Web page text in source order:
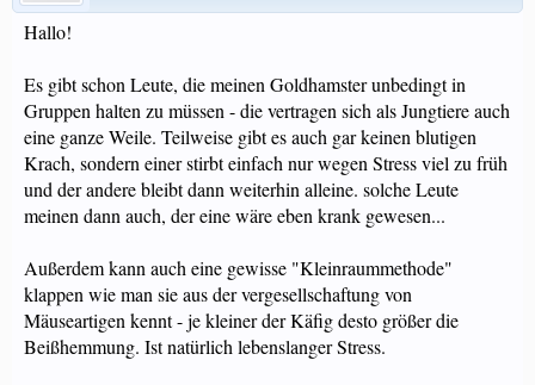
Hallo!
Es gibt schon Leute, die meinen Goldhamster unbedingt in
Gruppen halten zu müssen - die vertragen sich als Jungtiere auch
eine ganze Weile. Teilweise gibt es auch gar keinen blutigen
Krach, sondern einer stirbt einfach nur wegen Stress viel zu früh
und der andere bleibt dann weiterhin alleine. solche Leute
meinen dann auch, der eine wäre eben krank gewesen...
Außerdem kann auch eine gewisse "Kleinraummethode"
klappen wie man sie aus der vergesellschaftung von
Mäuseartigen kennt - je kleiner der Käfig desto größer die
Beißhemmung. Ist natürlich lebenslanger Stress.